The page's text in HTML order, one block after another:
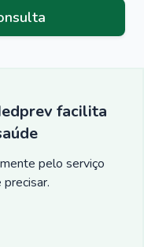
facilita
pelo serviço